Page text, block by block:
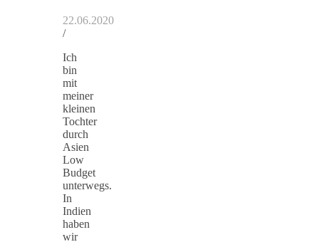
22.06.2020
/
Ich
bin
mit
meiner
kleinen
Tochter
durch
Asien
Low
Budget
unterwegs.
In
Indien
haben
wir